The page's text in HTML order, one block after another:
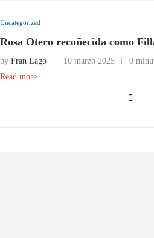
Uncategorized
Rosa Otero recoñecida como
by Fran Lago 10 marzo 2025
0
Read more